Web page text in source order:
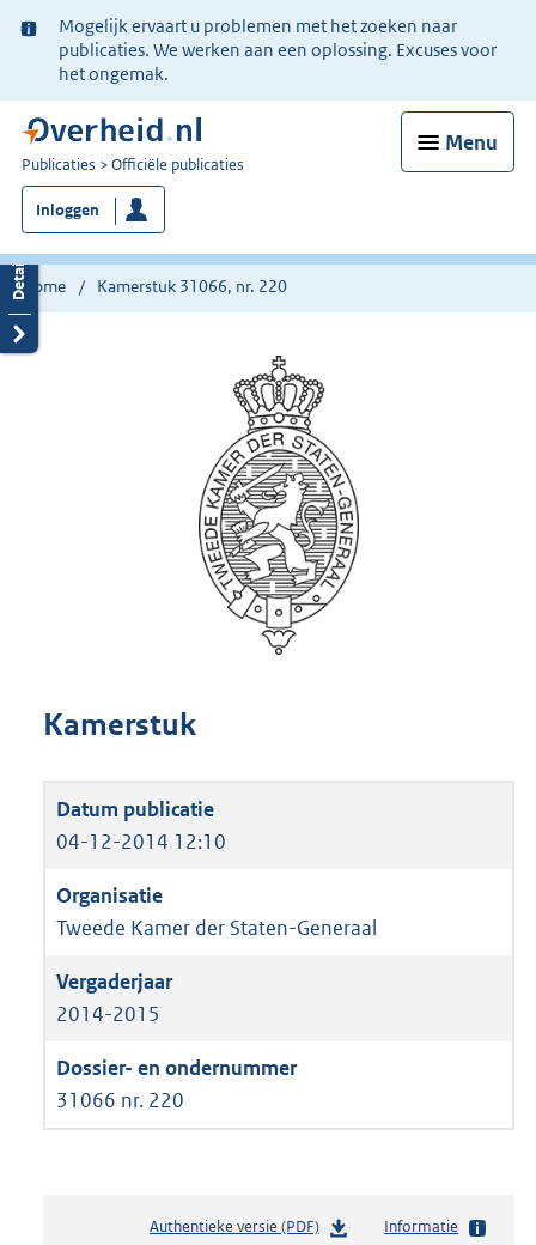
Ter
informatie:
Mogelijk ervaart u problemen met het zoeken naar
publicaties. We werken aan een oplossing. Excuses voor
het ongemak.
Menu
U
bent
nu
hier:
Publicaties Officiële publicaties
Inloggen
Home Kamerstuk 31066, nr. 220
Kamerstuk
04-12-2014 12:10
Tweede Kamer der Staten-Generaal
2014-2015
31066 nr. 220
Authentieke versie (PDF)b
Informatie